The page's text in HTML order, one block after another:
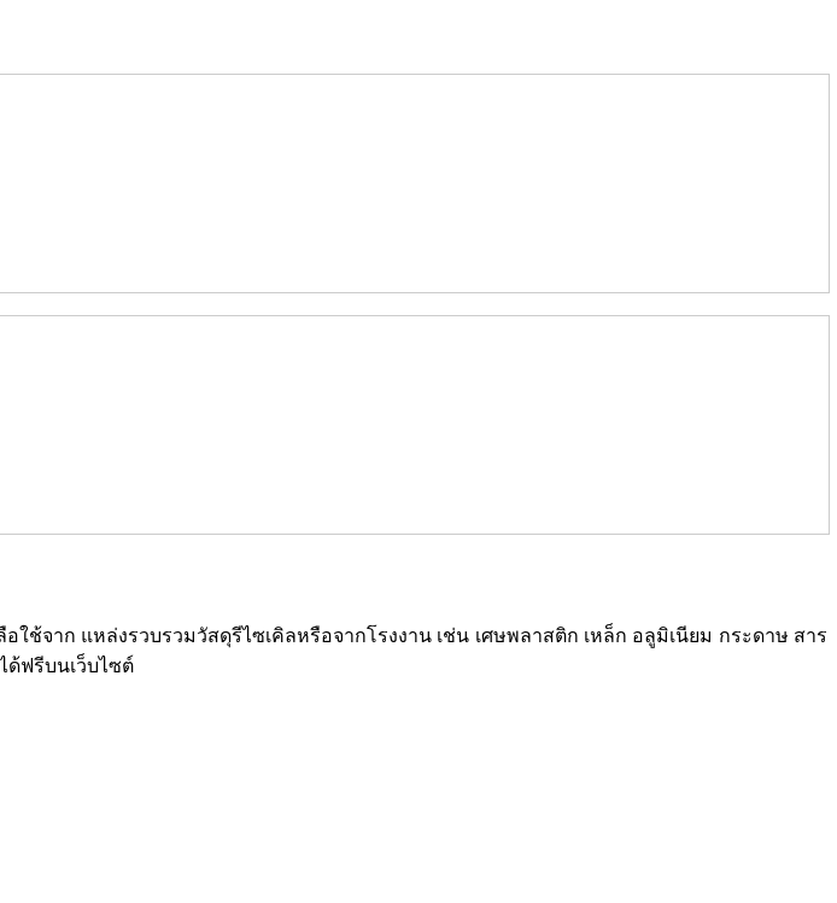
ใช้จาก แหล่งรวบรวมวัสดุรีไซเคิลหรือจากโรงงาน เช่น เศษพลาสติก เหล็ก อลูมิเนียม กระดาษ สาร
ด้ฟรีบนเว็บไซต์